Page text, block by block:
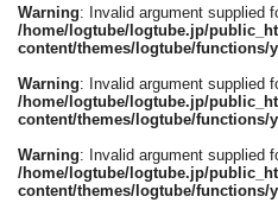
Warning: Invalid argument supplied
/home/logtube/logtube.jp/
content/themes/logtube/functions/
Warning: Invalid argument supplied
/home/logtube/logtube.jp/
content/themes/logtube/functions/
Warning: Invalid argument supplied
/home/logtube/logtube.jp/
content/themes/logtube/functions/